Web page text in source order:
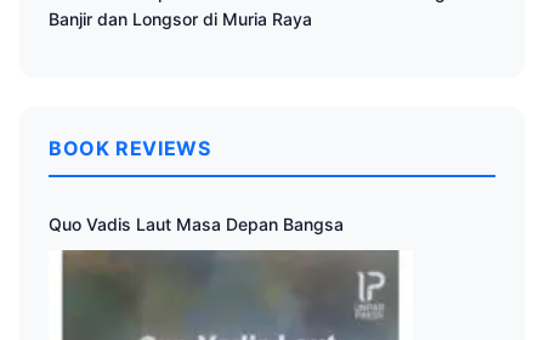
Banjir dan Longsor di Muria Raya
BOOK REVIEWS
Quo Vadis Laut Masa Depan Bangsa